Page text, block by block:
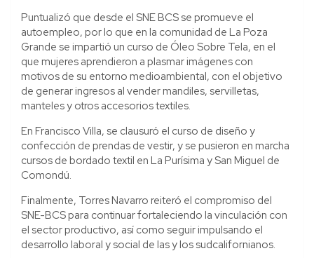
Puntualizó que desde el SNE BCS se promueve el
autoempleo, por lo que en la comunidad de La Poza
Grande se impartió un curso de Óleo Sobre Tela, en el
que mujeres aprendieron a plasmar imágenes con
motivos de su entorno medioambiental, con el objetivo
de generar ingresos al vender mandiles, servilletas,
manteles y otros accesorios textiles.
En Francisco Villa, se clausuró el curso de diseño y
confección de prendas de vestir, y se pusieron en marcha
cursos de bordado textil en La Purísima y San Miguel de
Comondú.
Finalmente, Torres Navarro reiteró el compromiso del
SNE-BCS para continuar fortaleciendo la vinculación con
el sector productivo, así como seguir impulsando el
desarrollo laboral y social de las y los sudcalifornianos.